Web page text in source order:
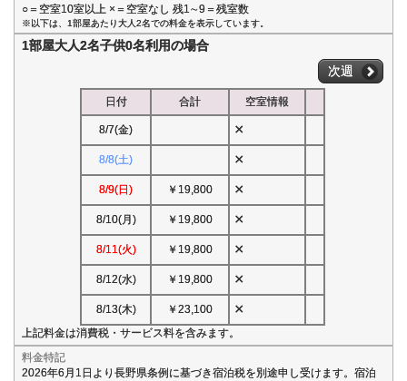
○＝空室10室以上 ×＝空室なし 残1∼9＝残室数
※以下は、1部屋あたり大人2名での料金を表示しています。
1部屋大人2名子供0名利用の場合
次週
日付 合計 空室情報
8/7(金) ×
8/8(土) ×
8/9(日) ￥19,800 ×
8/10(月) ￥19,800 ×
8/11(火) ￥19,800 ×
8/12(水) ￥19,800 ×
8/13(木) ￥23,100 ×
上記料金は消費税・サービス料を含みます。
料金特記
2026年6月1日より長野県条例に基づき宿泊税を別途申し受けます。宿泊